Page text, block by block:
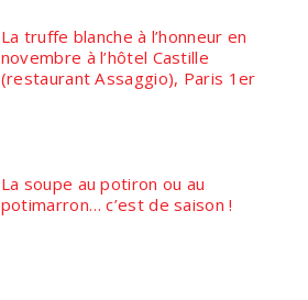
La truffe blanche à l’honneur en
novembre à l’hôtel Castille
(restaurant Assaggio), Paris 1er
La soupe au potiron ou au
potimarron… c’est de saison !